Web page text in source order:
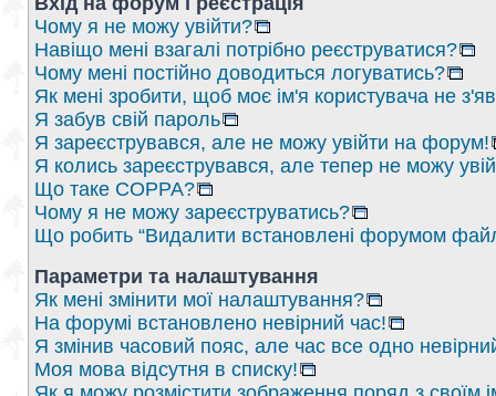
Чому я не можу увійти?
Навіщо мені взагалі потрібно реєструватися?
Чому мені постійно доводиться логуватись?
Як мені зробити, щоб моє ім'я користувача не
Я забув свій пароль
Я зареєструвався, але не можу увійти на форум!
Я колись зареєструвався, але тепер не можу
Що таке COPPA?
Чому я не можу зареєструватись?
Що робить “Видалити встановлені форумом
Параметри та налаштування
Як мені змінити мої налаштування?
На форумі встановлено невірний час!
Я змінив часовий пояс, але час все одно
Моя мова відсутня в списку!